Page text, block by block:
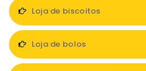
Loja de biscoitos
Loja de bolos